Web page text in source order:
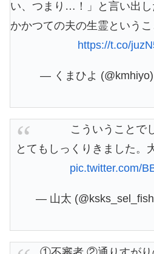
い、つまり…！」と言い出し
かかつての夫の生霊というこ
https://t.co/
— くまひよ (@kmhiyo)
こういうことで
とてもしっくりきました。
pic.twitter.com/
— 山太